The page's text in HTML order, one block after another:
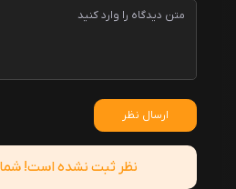
ارسال نظر
نظر ثبت نشده است! شما